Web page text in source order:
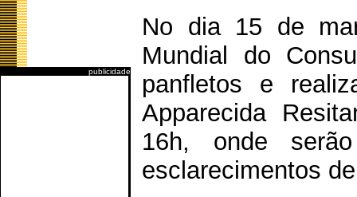
publicidade
No dia 15 de
Mundial do
panfletos e
Apparecida
16h, onde
esclarecimentos